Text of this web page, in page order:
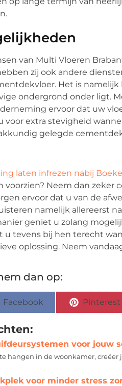
van Multi Vloeren
zij ook andere
Het is
ondergrond onder ligt.
ervoor dat uw
extra stevigheid
gelegde
laten infrezen nabij Boekel
voorzien? Neem dan zeker
ervoor dat u van de
namelijk allereerst
geniet u zolang
tevens bij hen terecht
oplossing. Neem
dan op:
Facebook Pinterest
voor jouw
hangen in de woonkamer,
voor minder stress